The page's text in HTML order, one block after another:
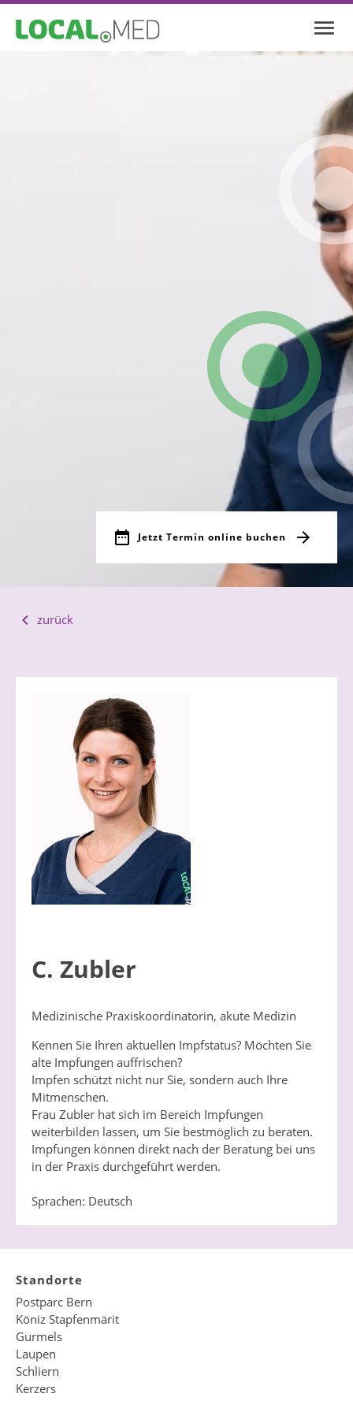
Jetzt Termin online buchen
zurück
C. Zubler
Medizinische Praxiskoordinatorin, akute Medizin
Kennen Sie Ihren aktuellen Impfstatus? Möchten Sie
alte Impfungen auffrischen?
Impfen schützt nicht nur Sie, sondern auch Ihre
Mitmenschen.
Frau Zubler hat sich im Bereich Impfungen
weiterbilden lassen, um Sie bestmöglich zu beraten.
Impfungen können direkt nach der Beratung bei uns
in der Praxis durchgeführt werden.
Sprachen: Deutsch
Standorte
Postparc Bern
Köniz Stapfenmärit
Gurmels
Laupen
Schliern
Kerzers